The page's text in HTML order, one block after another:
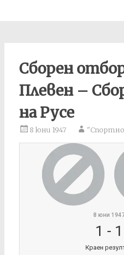
Сборен
Плевен –
на Русе
8 юни 1947 "Спортно
8 юни
1 - 1
Краен